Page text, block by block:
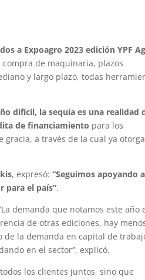
a Expoagro 2023 edición YPF
compra de maquinaria, plazos
y largo plazo, todas
difícil, la sequía es una realidad
de financiamiento para los
a través de la cual ya
, expresó:“Seguimos apoyando
para el país”.
demanda que notamos este año
de otras ediciones, hay
la demanda en capital de
en el sector”, explicó.
los clientes juntos, sino que